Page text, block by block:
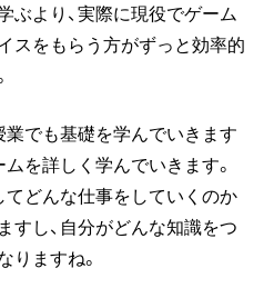
ぶより、実際に現役でゲーム
スをもらう方がずっと効率的
業でも基礎を学んでいきます
を詳しく学んでいきます。
てどんな仕事をしていくのか
すし、自分がどんな知識をつ
りますね。